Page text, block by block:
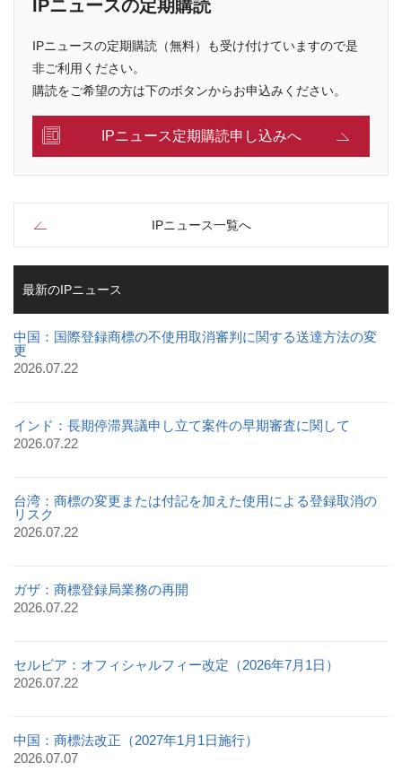
IPニュースの定期購読
IPニュースの定期購読（無料）も受け付けていますので是
非ご利用ください。
購読をご希望の方は下のボタンからお申込みください。
IPニュース定期購読申し込みへ
IPニュース一覧へ
最新のIPニュース
中国：国際登録商標の不使用取消審判に関する送達方法の変
更
2026.07.22
インド：長期停滞異議申し立て案件の早期審査に関して
2026.07.22
台湾：商標の変更または付記を加えた使用による登録取消の
リスク
2026.07.22
ガザ：商標登録局業務の再開
2026.07.22
セルビア：オフィシャルフィー改定（2026年7月1日）
2026.07.22
中国：商標法改正（2027年1月1日施行）
2026.07.07